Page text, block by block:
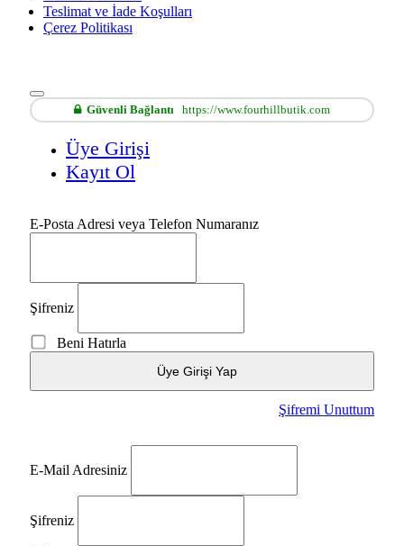
Teslimat ve İade Koşulları
Çerez Politikası
Güvenli Bağlantı https://www.fourhillbutik.com
Üye Girişi
Kayıt Ol
E-Posta Adresi veya Telefon Numaranız
Şifreniz
Beni Hatırla
Üye Girişi Yap
Şifremi Unuttum
E-Mail Adresiniz
Şifreniz